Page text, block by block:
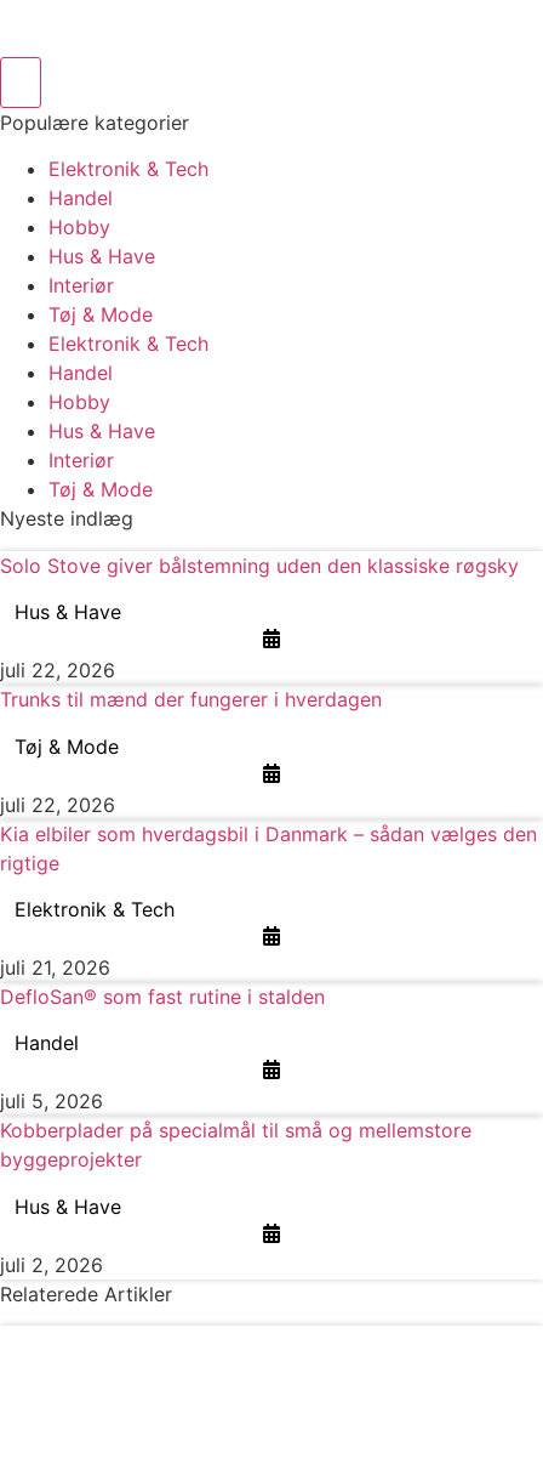
Populære kategorier
Elektronik & Tech
Handel
Hobby
Hus & Have
Interiør
Tøj & Mode
Elektronik & Tech
Handel
Hobby
Hus & Have
Interiør
Tøj & Mode
Nyeste indlæg
Solo Stove giver bålstemning uden den klassiske røgsky
Hus & Have
juli 22, 2026
Trunks til mænd der fungerer i hverdagen
Tøj & Mode
juli 22, 2026
Kia elbiler som hverdagsbil i Danmark – sådan vælges den
rigtige
Elektronik & Tech
juli 21, 2026
DefloSan® som fast rutine i stalden
Handel
juli 5, 2026
Kobberplader på specialmål til små og mellemstore
byggeprojekter
Hus & Have
juli 2, 2026
Relaterede Artikler